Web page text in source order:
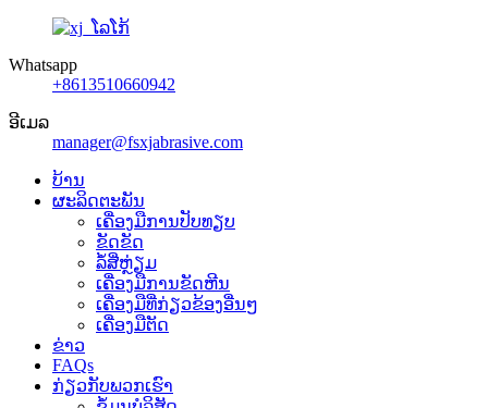
Whatsapp
+8613510660942
ອີເມລ
manager@fsxjabrasive.com
ບ້ານ
ຜະລິດຕະພັນ
ເຄື່ອງມືການປັບທຽບ
ຂັດຂັດ
ລໍ້ສີ່ຫຼ່ຽມ
ເຄື່ອງ​ມື​ການ​ຂັດ​ຫີນ​
ເຄື່ອງມືທີ່ກ່ຽວຂ້ອງອື່ນໆ
ເຄື່ອງມືຕັດ
ຂ່າວ
FAQs
ກ່ຽວກັບພວກເຮົາ